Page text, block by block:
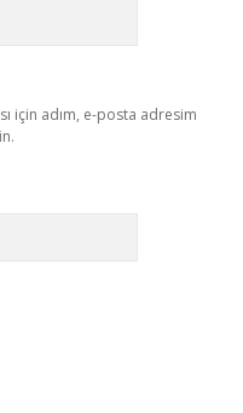
için adım, e-posta adresim